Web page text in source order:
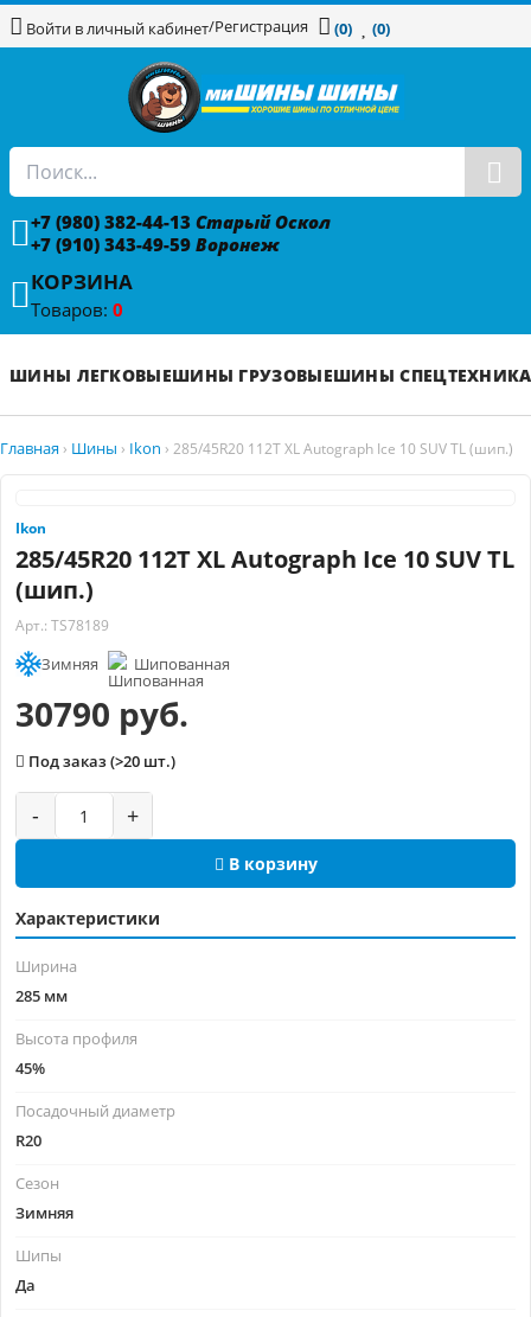
Войти в личный кабинет/Регистрация (0) (0)
+7 (980) 382-44-13 Старый Оскол
+7 (910) 343-49-59 Воронеж
КОРЗИНА
Товаров: 0
ШИНЫ ЛЕГКОВЫЕШИНЫ ГРУЗОВЫЕШИНЫ СПЕЦТЕХНИКА
Главная › Шины › Ikon › 285/45R20 112T XL Autograph Ice 10 SUV TL (шип.)
Ikon
285/45R20 112T XL Autograph Ice 10 SUV TL
(шип.)
Арт.: TS78189
Зимняя Шипованная
30790 руб.
Под заказ (>20 шт.)
- +
В корзину
Характеристики
Ширина
285 мм
Высота профиля
45%
Посадочный диаметр
R20
Сезон
Зимняя
Шипы
Да